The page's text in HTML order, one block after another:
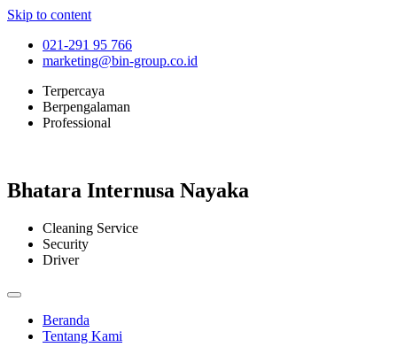
Skip to content
021-291 95 766
marketing@bin-group.co.id
Terpercaya
Berpengalaman
Professional
Bhatara Internusa Nayaka
Cleaning Service
Security
Driver
Beranda
Tentang Kami